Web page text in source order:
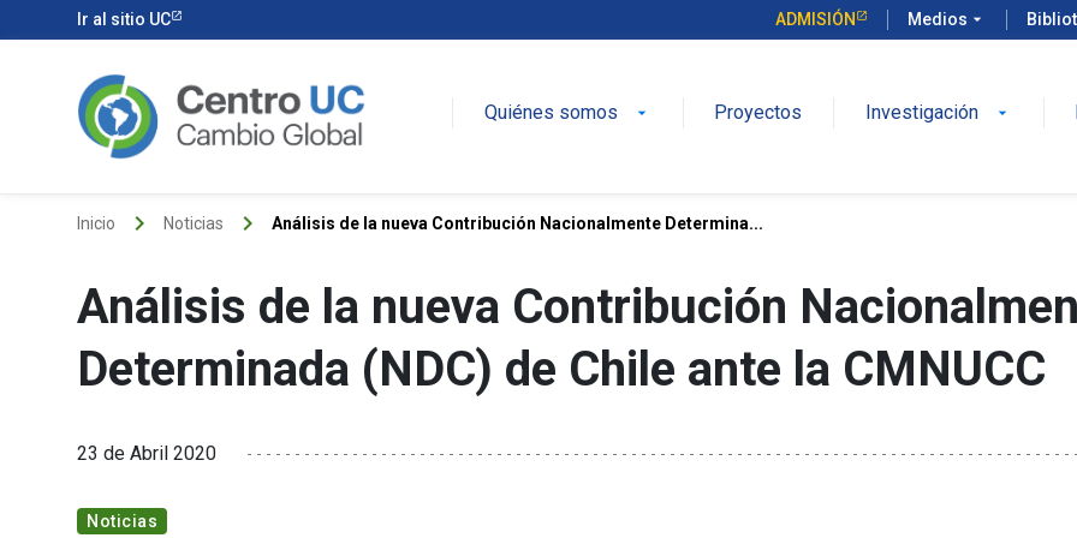
Ir al sitio UC ADMISIÓN Medios arrow_drop_down
Quiénes somos arrow_drop_down Proyectos Investigación arrow_drop_down
Inicio keyboard_arrow_right Noticias keyboard_arrow_right Análisis de la nueva Contribución Nacionalmente Determina...
Análisis de la nueva Contribución
Determinada (NDC) de Chile ante la CMNUCC
23 de Abril 2020
Noticias